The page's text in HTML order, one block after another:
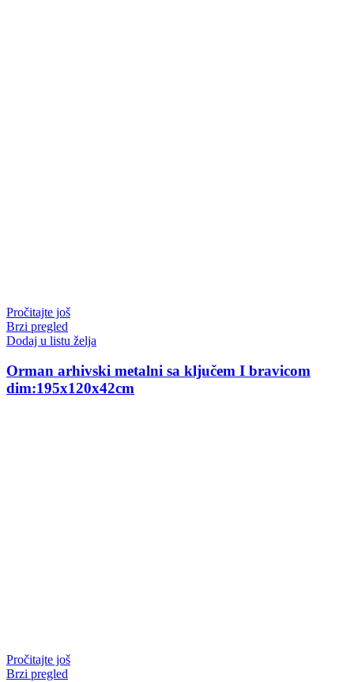
Pročitajte još
Brzi pregled
Dodaj u listu želja
Orman arhivski metalni sa ključem I bravicom
dim:195x120x42cm
Pročitajte još
Brzi pregled